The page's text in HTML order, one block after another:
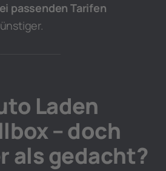
passenden Tarifen
Laden
– doch
als gedacht?